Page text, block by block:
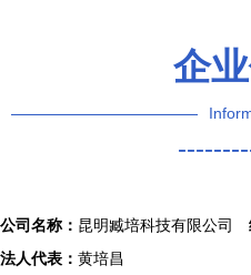
企
公司名称： 昆明臧培科技有限公司
法人代表： 黄培昌